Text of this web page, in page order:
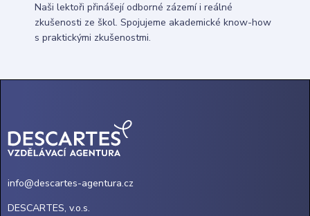
Naši lektoři přinášejí odborné zázemí i reálné
zkušenosti ze škol. Spojujeme akademické know-how
s praktickými zkušenostmi.
info@descartes-agentura.cz
DESCARTES, v.o.s.